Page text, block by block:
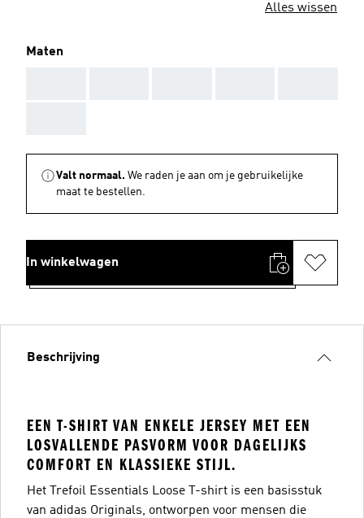
Alles wissen
Maten
Valt normaal. We raden je aan om je gebruikelijke
maat te bestellen.
In winkelwagen
Beschrijving
EEN T-SHIRT VAN ENKELE JERSEY MET EEN
LOSVALLENDE PASVORM VOOR DAGELIJKS
COMFORT EN KLASSIEKE STIJL.
Het Trefoil Essentials Loose T-shirt is een basisstuk
van adidas Originals, ontworpen voor mensen die